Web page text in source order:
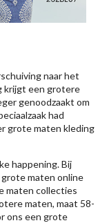
naar het
krijgt een grotere
genoodzaakt om
had
grote maten kleding
happening. Bij
maten online
maten collecties
maten, maat 58-
ons een grote